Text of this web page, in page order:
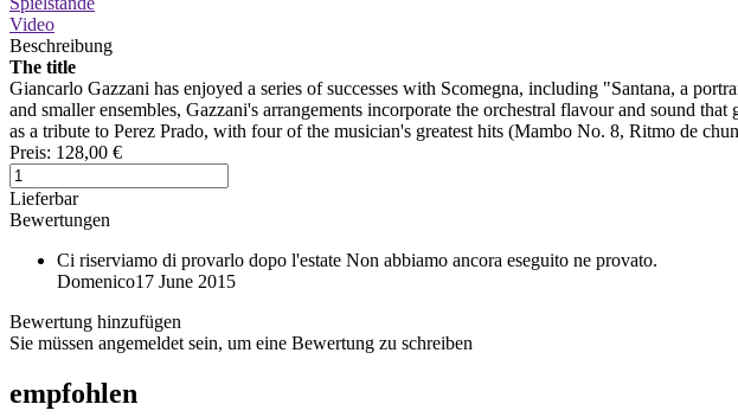
Video
Beschreibung
The title
Giancarlo Gazzani has enjoyed a series of successes with Scomegna, including "Santana, a
and smaller ensembles, Gazzani's arrangements incorporate the orchestral flavour and sound
as a tribute to Perez Prado, with four of the musician's greatest hits (Mambo No. 8, Ritmo de
Preis: 128,00 €
Lieferbar
Bewertungen
Ci riserviamo di provarlo dopo l'estate Non abbiamo ancora eseguito ne provato.
Domenico17 June 2015
Bewertung hinzufügen
Sie müssen angemeldet sein, um eine Bewertung zu schreiben
empfohlen